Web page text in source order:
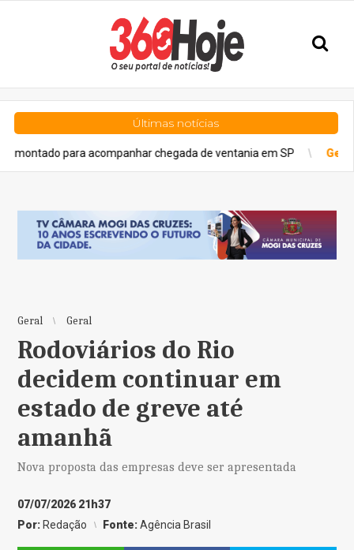
Últimas notícias
acompanhar chegada de ventania em SP Geral
Geral Geral
Rodoviários do Rio
decidem continuar em
estado de greve até
amanhã
Nova proposta das empresas deve ser apresentada
07/07/2026 21h37
Por: Redação Fonte:Agência Brasil